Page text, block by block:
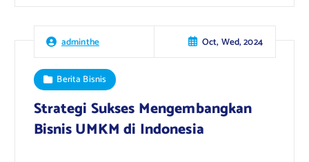
adminthe Oct, Wed, 2024
Berita Bisnis
Strategi Sukses Mengembangkan
Bisnis UMKM di Indonesia